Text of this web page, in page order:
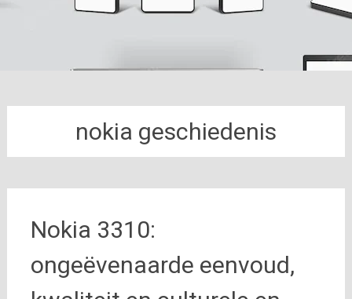
nokia geschiedenis
Nokia 3310:
ongeëvenaarde eenvoud,